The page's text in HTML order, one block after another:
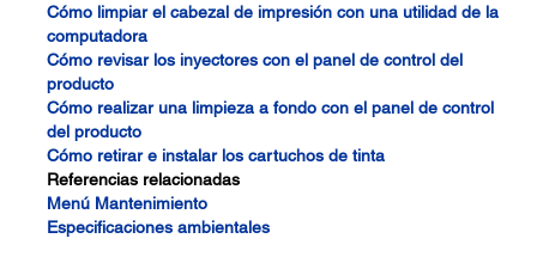
Cómo limpiar el cabezal de impresión con una utilidad de la
computadora
Cómo revisar los inyectores con el panel de control del
producto
Cómo realizar una limpieza a fondo con el panel de control
del producto
Cómo retirar e instalar los cartuchos de tinta
Referencias relacionadas
Menú Mantenimiento
Especificaciones ambientales